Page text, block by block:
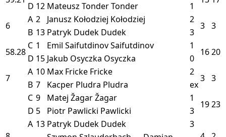
D 12 Mateusz TonderTonder
1
6
A 2 Janusz Kołodziej Kołodziej 2
3 3
B 13 Patryk Dudek Dudek
3
58.28
C 1 Emil SaifutdinovSaifutdinov 1
1620
D 15 Jakub Osyczka Osyczka
0
7
A 10 Max Fricke Fricke 2
3 3
B 7 Kacper Pludra Pludra
ex
C 9 Matej ŽagarŽagar 1
1923
D 5 Piotr Pawlicki Pawlicki 3
A 13 Patryk Dudek Dudek
3